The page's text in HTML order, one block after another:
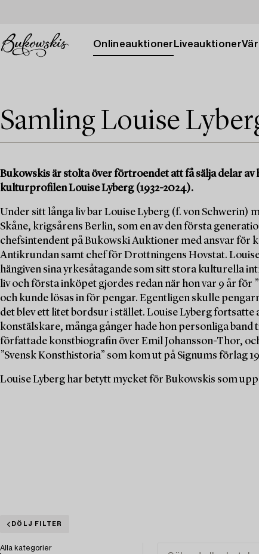
Onlineauktioner Liveauktioner
Samling Louise
Bukowskis är stolta över förtroendet att få sälja delar
kulturprofilen Louise Lyberg (1932-2024).
Under sitt långa liv bar Louise Lyberg (f. von Schwerin)
Skåne, krigsårens Berlin, som en av den första
chefsintendent på Bukowski Auktioner med ansvar för
Antikrundan samt chef för Drottningens Hovstat.
hängiven sina yrkesåtagande som sitt stora kulturella
liv och första inköpet gjordes redan när hon var 9 år
och kunde lösas in för pengar. Egentligen skulle
det blev ett litet bordsur i stället. Louise Lyberg
konstälskare, många gånger hade hon personliga
författade konstbiografin över Emil Johansson-Thor,
”Svensk Konsthistoria” som kom ut på Signums förlag
Louise Lyberg har betytt mycket för Bukowskis som
DÖLJ FILTER
Alla kategorier